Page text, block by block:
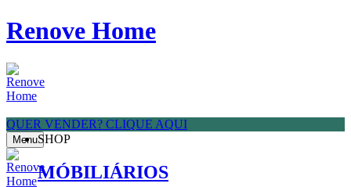
Renove Home
SHOP
MÓBILIÁRIOS
QUER VENDER? CLIQUE AQUI
Menu